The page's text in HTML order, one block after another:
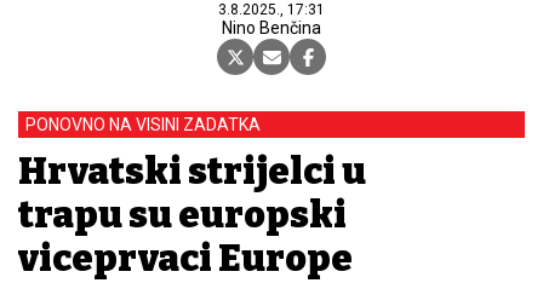
3.8.2025., 17:31
Nino Benčina
PONOVNO NA VISINI ZADATKA
Hrvatski strijelci u
trapu su europski
viceprvaci Europe